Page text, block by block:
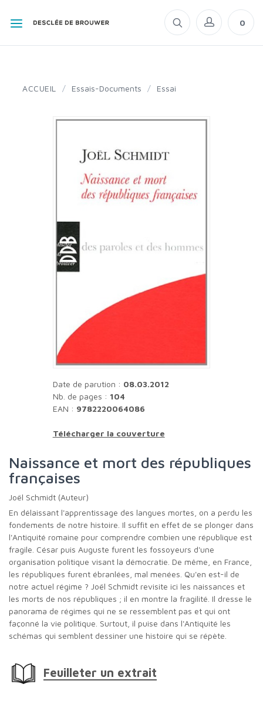
0
ACCUEIL / Essais-Documents / Essai
Date de parution : 08.03.2012
Nb. de pages : 104
EAN : 9782220064086
Télécharger la couverture
Naissance et mort des républiques
françaises
Joël Schmidt (Auteur)
En délaissant l'apprentissage des langues mortes, on a perdu les
fondements de notre histoire. Il suffit en effet de se plonger dans
l'Antiquité romaine pour comprendre combien une république est
fragile. César puis Auguste furent les fossoyeurs d'une
organisation politique visant la démocratie. De même, en France,
les républiques furent ébranlées, mal menées. Qu'en est-il de
notre actuel régime ? Joël Schmidt revisite ici les naissances et
les morts de nos républiques ; il en montre la fragilité. Il dresse le
panorama de régimes qui ne se ressemblent pas et qui ont
façonné la vie politique. Surtout, il puise dans l'Antiquité les
schémas qui semblent dessiner une histoire qui se répète.
Feuilleter un extrait